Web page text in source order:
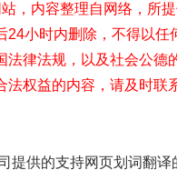
，内容整理自网络，所提
24小时内删除，不得以任
法律法规，以及社会公德
法权益的内容，请及时联系
提供的支持网页划词翻译